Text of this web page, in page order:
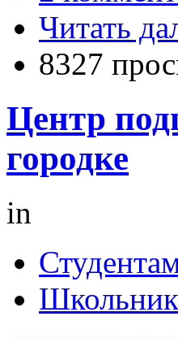
Читать
8327
Центр
городке
in